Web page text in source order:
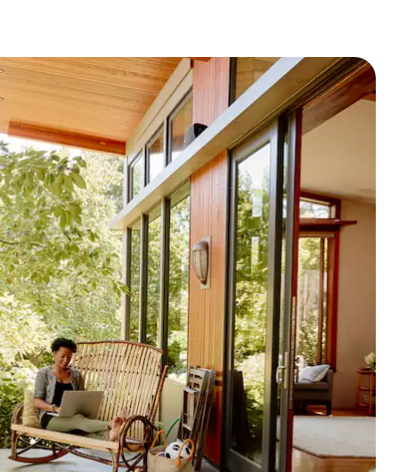
le bas pour les parcourir ou en appuyant et en faisant glisser.